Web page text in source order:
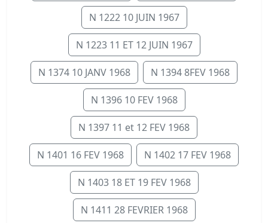
N 1222 10 JUIN 1967
N 1223 11 ET 12 JUIN 1967
N 1374 10 JANV 1968 N 1394 8FEV 1968
N 1396 10 FEV 1968
N 1397 11 et 12 FEV 1968
N 1401 16 FEV 1968 N 1402 17 FEV 1968
N 1403 18 ET 19 FEV 1968
N 1411 28 FEVRIER 1968